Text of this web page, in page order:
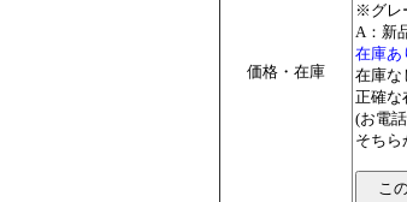
価格・在庫
※グレ
A：新
在庫あ
在庫な
正確な
(お電
そちら